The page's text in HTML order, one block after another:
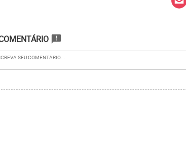
announcement